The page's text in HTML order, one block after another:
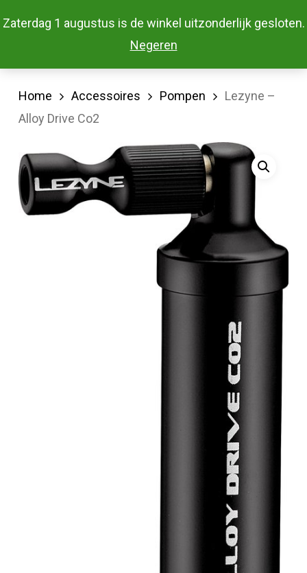
Zaterdag 1 augustus is de winkel uitzonderlijk gesloten.
Negeren
to
Menu
Home Accessoires Pompen
Lezyne –
Alloy Drive Co2
Menu